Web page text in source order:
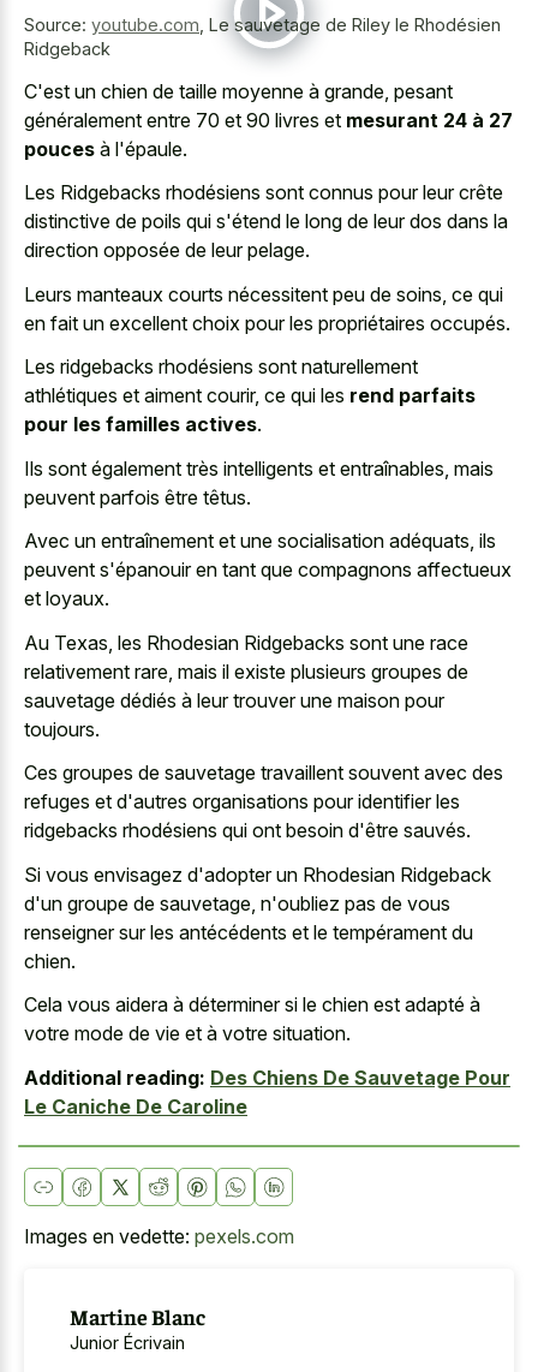
Source: youtube.com Le sauvetage de Riley le Rhodésien
Ridgeback
C'est un chien de taille moyenne à grande, pesant
généralement entre 70 et 90 livres et mesurant 24 à 27
pouces à l'épaule.
Les Ridgebacks rhodésiens sont connus pour leur crête
distinctive de poils qui s'étend le long de leur dos dans la
direction opposée de leur pelage.
Leurs manteaux courts nécessitent peu de soins, ce qui
en fait un excellent choix pour les propriétaires occupés.
Les ridgebacks rhodésiens sont naturellement
athlétiques et aiment courir, ce qui les rend parfaits
pour les familles actives.
Ils sont également très intelligents et entraînables, mais
peuvent parfois être têtus.
Avec un entraînement et une socialisation adéquats, ils
peuvent s'épanouir en tant que compagnons affectueux
et loyaux.
Au Texas, les Rhodesian Ridgebacks sont une race
relativement rare, mais il existe plusieurs groupes de
sauvetage dédiés à leur trouver une maison pour
toujours.
Ces groupes de sauvetage travaillent souvent avec des
refuges et d'autres organisations pour identifier les
ridgebacks rhodésiens qui ont besoin d'être sauvés.
Si vous envisagez d'adopter un Rhodesian Ridgeback
d'un groupe de sauvetage, n'oubliez pas de vous
renseigner sur les antécédents et le tempérament du
chien.
Cela vous aidera à déterminer si le chien est adapté à
votre mode de vie et à votre situation.
Additional reading: Des Chiens De Sauvetage Pour
Le Caniche De Caroline
Images en vedette: pexels.com
Martine Blanc
Junior Écrivain